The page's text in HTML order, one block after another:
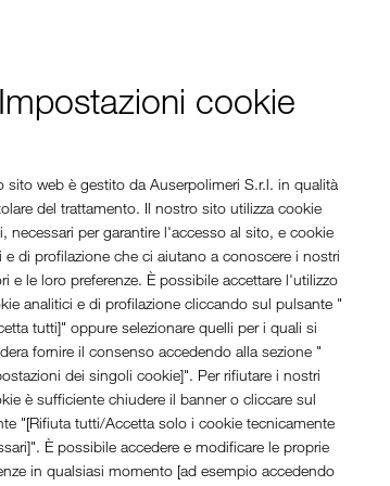
Impostazioni cookie
sito web è gestito da Auserpolimeri S.r.l. in qualità
del trattamento. Il nostro sito utilizza cookie
necessari per garantire l'accesso al sito, e cookie
e di profilazione che ci aiutano a conoscere i nostri
e le loro preferenze. È possibile accettare l'utilizzo
analitici e di profilazione cliccando sul pulsante "
tutti]" oppure selezionare quelli per i quali si
fornire il consenso accedendo alla sezione "
dei singoli cookie]". Per rifiutare i nostri
è sufficiente chiudere il banner o cliccare sul
"[Rifiuta tutti/Accetta solo i cookie tecnicamente
È possibile accedere e modificare le proprie
in qualsiasi momento [ad esempio accedendo
QUESTO SITO E A COSA SERVONO
DEI DATI PERSONALI
webhttps://www.auser­polimeri.it(di seguito